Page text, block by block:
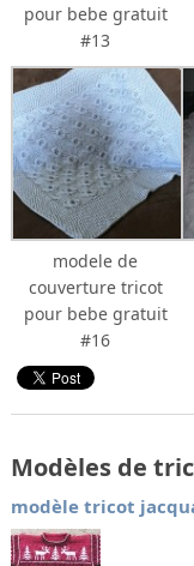
pour bebe gratuit
#13
modele de
couverture tricot
pour bebe gratuit
#16
Modèles de
modèle tricot